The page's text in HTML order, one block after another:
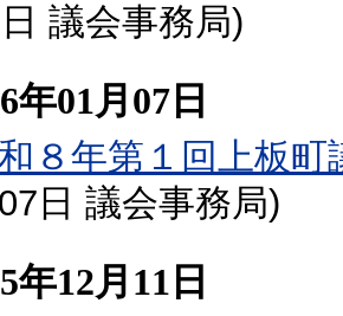
議会事務局)
年01月07日
８年第１回上板町
日 議会事務局)
年12月11日